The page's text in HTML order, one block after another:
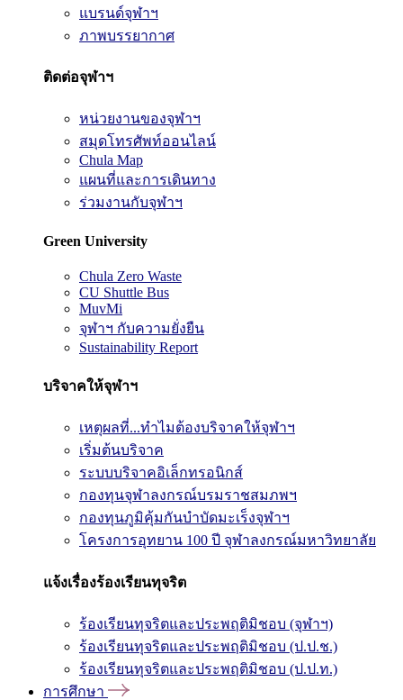
แบรนด์จุฬาฯ
ภาพบรรยากาศ
ติดต่อจุฬาฯ
หน่วยงานของจุฬาฯ
สมุดโทรศัพท์ออนไลน์
Chula Map
แผนที่และการเดินทาง
ร่วมงานกับจุฬาฯ
Green University
Chula Zero Waste
CU Shuttle Bus
MuvMi
จุฬาฯ กับความยั่งยืน
Sustainability Report
บริจาคให้จุฬาฯ
เหตุผลที่...ทำไมต้องบริจาคให้จุฬาฯ
เริ่มต้นบริจาค
ระบบบริจาคอิเล็กทรอนิกส์
กองทุนจุฬาลงกรณ์บรมราชสมภพฯ
กองทุนภูมิคุ้มกันบำบัดมะเร็งจุฬาฯ
โครงการอุทยาน 100 ปี จุฬาลงกรณ์มหาวิทยาลัย
แจ้งเรื่องร้องเรียนทุจริต
ร้องเรียนทุจริตและประพฤติมิชอบ (จุฬาฯ)
ร้องเรียนทุจริตและประพฤติมิชอบ (ป.ป.ช.)
ร้องเรียนทุจริตและประพฤติมิชอบ (ป.ป.ท.)
การศึกษา